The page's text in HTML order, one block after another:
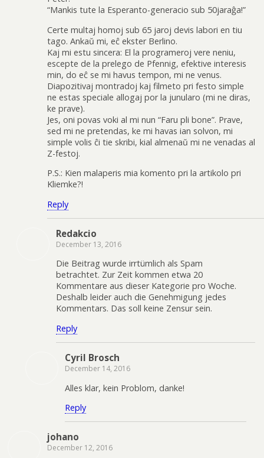
“Mankis tute la Esperanto-generacio sub 50jaraĝa!”
Certe multaj homoj sub 65 jaroj devis labori en tiu
tago. Ankaŭ mi, eĉ ekster Berlino.
Kaj mi estu sincera: El la programeroj vere neniu,
escepte de la prelego de Pfennig, efektive interesis
min, do eĉ se mi havus tempon, mi ne venus.
Diapozitivaj montradoj kaj filmeto pri festo simple
ne estas speciale allogaj por la junularo (mi ne diras,
ke prave).
Jes, oni povas voki al mi nun “Faru pli bone”. Prave,
sed mi ne pretendas, ke mi havas ian solvon, mi
simple volis ĉi tie skribi, kial almenaŭ mi ne venadas al
Z-festoj.
P.S.: Kien malaperis mia komento pri la artikolo pri
Kliemke?!
Reply
Redakcio
December 13, 2016
Die Beitrag wurde irrtümlich als Spam
betrachtet. Zur Zeit kommen etwa 20
Kommentare aus dieser Kategorie pro Woche.
Deshalb leider auch die Genehmigung jedes
Kommentars. Das soll keine Zensur sein.
Reply
Cyril Brosch
December 14, 2016
Alles klar, kein Problom, danke!
Reply
johano
December 12, 2016